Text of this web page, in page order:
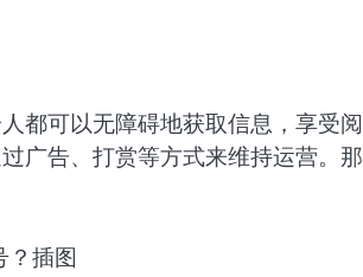
都可以无障碍地获取信息，享受阅
广告、打赏等方式来维持运营。那